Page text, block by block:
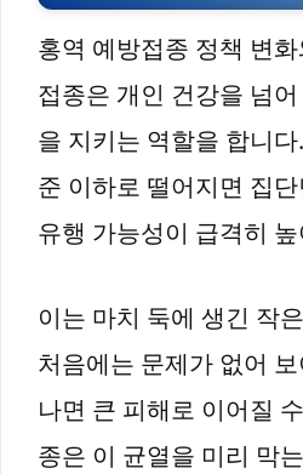
홍역 예방접종 정책 변
접종은 개인 건강을 넘
을 지키는 역할을 합니
준 이하로 떨어지면 집
유행 가능성이 급격히
이는 마치 둑에 생긴 작
처음에는 문제가 없어
나면 큰 피해로 이어질
종은 이 균열을 미리 막